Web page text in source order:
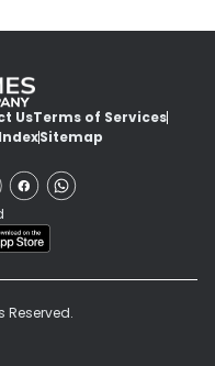
UsTerms of Services
IndexSitemap
Reserved.